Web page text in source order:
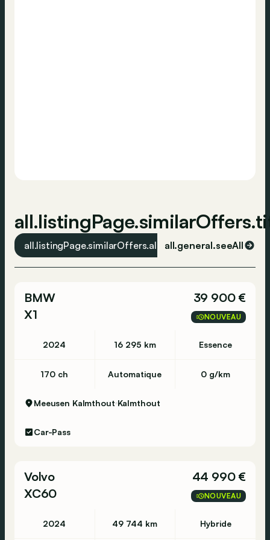
all.listingPage.similarOffers.all all.general.seeAll
BMW
X1
39 900 €
NOUVEAU
2024 16 295 km Essence
170 ch Automatique 0 g/km
Meeusen Kalmthout Kalmthout
Car-Pass
Volvo
XC60
44 990 €
NOUVEAU
2024 49 744 km Hybride